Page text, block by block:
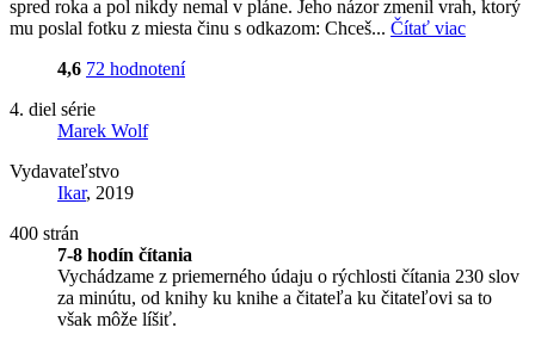
spred roka a pol nikdy nemal v pláne. Jeho názor zmenil vrah, ktorý
mu poslal fotku z miesta činu s odkazom: Chceš... Čítať viac
4,6 72 hodnotení
4. diel série
Marek Wolf
Vydavateľstvo
Ikar, 2019
400 strán
7-8 hodín čítania
Vychádzame z priemerného údaju o rýchlosti čítania 230 slov
za minútu, od knihy ku knihe a čitateľa ku čitateľovi sa to
však môže líšiť.